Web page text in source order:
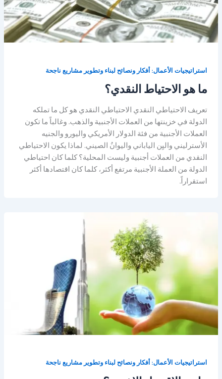
استراتيجيات الأعمال: أفكار ونصائح لبناء وتطوير مشاريع ناجحة
ما هو الاحتياط النقدي؟
تعريف الاحتياطي النقدي الاحتياطي النقدي هو كل ما تملكه
الدولة في خزينتها من العملات الأجنبية والذهب. وغالباً ما تكون
العملات الأجنبية من فئة الدولار الأمريكي واليورو والجنيه
الأسترليني واليِن الياباني واليوانُ الصيني. لماذا يكون الاحتياطي
النقدي من العملات أجنبية وليست المحلية؟ كلما كان احتياطي
الدولة من العملة الأجنبية مرتفع أكثر، كلما كان اقتصادها أكثر
استقراراً.
استراتيجيات الأعمال: أفكار ونصائح لبناء وتطوير مشاريع ناجحة